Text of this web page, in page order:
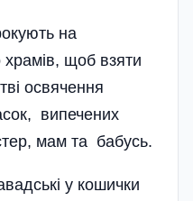
на
храмів, щоб взяти
освячення
випечених
мам та бабусь.
у кошички